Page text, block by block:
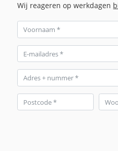
Wij reageren op werkdagen